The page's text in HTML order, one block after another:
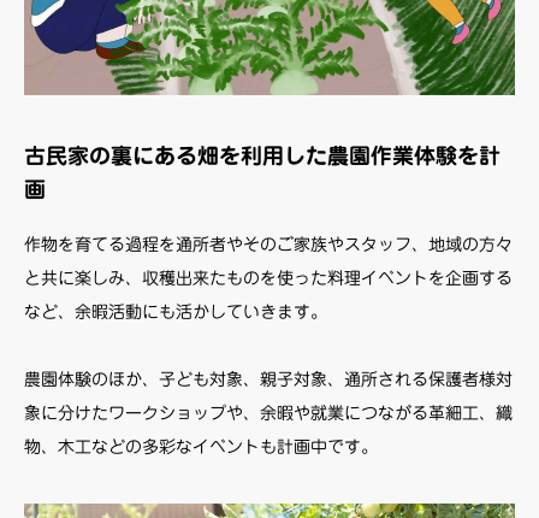
古民家の裏にある畑を利用した農園作業体験を計
画
作物を育てる過程を通所者やそのご家族やスタッフ、地域の方々
と共に楽しみ、収穫出来たものを使った料理イベントを企画する
など、余暇活動にも活かしていきます。
農園体験のほか、子ども対象、親子対象、通所される保護者様対
象に分けたワークショップや、余暇や就業につながる革細工、織
物、木工などの多彩なイベントも計画中です。
放課後等デイサービスとは
よくある質問
求人情報
対象のお子様
オーダーメイド療育
オーダーメイド療育
アクセス
求人情報